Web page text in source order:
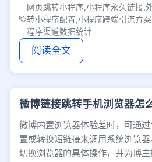
网页跳转小程序,小程序永久链接,
转小程序配置,小程序跨端引流方
程序渠道数据统计
阅读全文
微博链接跳转手机浏览器怎
微博内置浏览器体验差时，可通
置或转换短链接来调用系统浏览
切换浏览器的具体操作，并为博